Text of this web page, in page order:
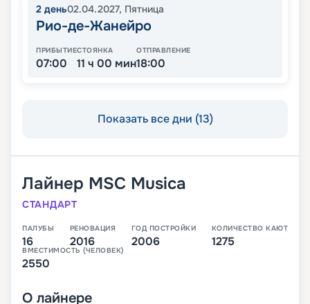
2 день02.04.2027, Пятница
Рио-де-Жанейро
ПРИБЫТИЕ
07:00
СТОЯНКА
11 ч 00 мин
ОТПРАВЛЕНИЕ
18:00
Показать все дни (13)
Лайнер MSC Musica
СТАНДАРТ
ПАЛУБЫ
16
РЕНОВАЦИЯ
2016
ГОД ПОСТРОЙКИ
2006
КОЛИЧЕСТВО КАЮТ
1275
ВМЕСТИМОСТЬ (ЧЕЛОВЕК)
2550
О лайнере